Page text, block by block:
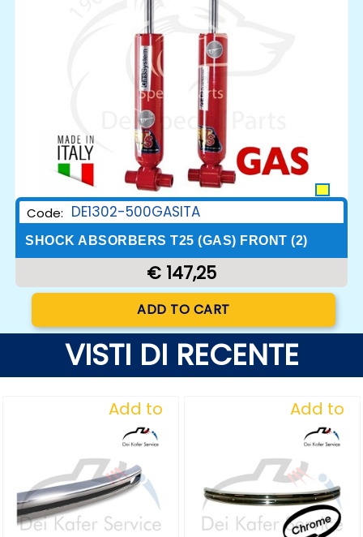
Code: DE1302-500GASITA
SHOCK ABSORBERS T25 (GAS) FRONT (2)
€ 147,25
ADD TO CART
VISTI DI RECENTE
Add to
Wishlist
Add to
Wishlist